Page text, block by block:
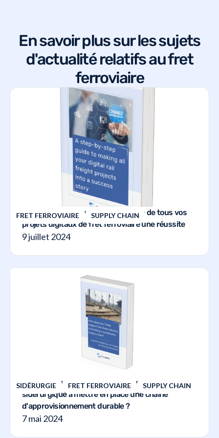
En savoir plus sur les sujets
d'actualité relatifs au fret
ferroviaire
FRET FERROVIAIRE SUPPLY CHAIN
Un guide étape par étape pour faire de tous vos
projets digitaux de fret ferroviaire une réussite
9 juillet 2024
SIDÉRURGIE FRET FERROVIAIRE SUPPLY CHAIN
Comment le TVMS aide-t-il l'industrie
sidérurgique à mettre en place une chaîne
d'approvisionnement durable ?
7 mai 2024